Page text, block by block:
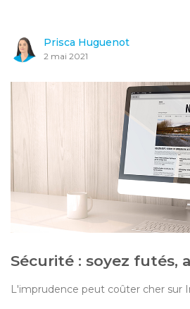
Prisca Huguenot
2 mai 2021
Sécurité : soyez futés,
L'imprudence peut coûter cher sur